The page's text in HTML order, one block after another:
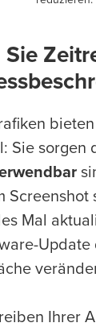
Sie
Sie sorgen
Screenshot
Mal
Update
Ihrer